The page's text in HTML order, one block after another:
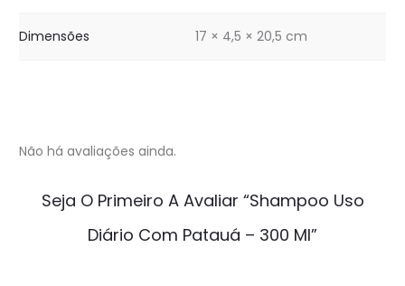
Dimensões 17 × 4,5 × 20,5 cm
Não há avaliações ainda.
Seja O Primeiro A Avaliar “Shampoo Uso
Diário Com Patauá – 300 Ml”